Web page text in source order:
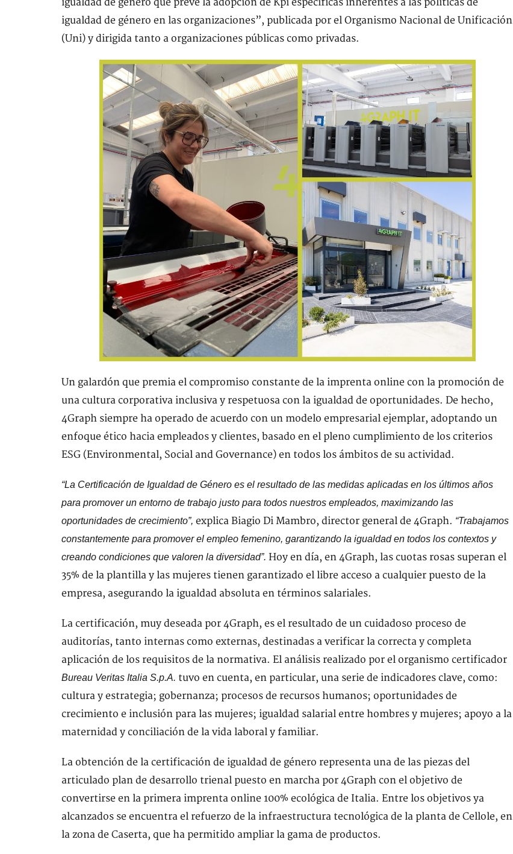
igualdad de género que prevé la adopción de Kpi específicas inherentes a las políticas de
igualdad de género en las organizaciones”, publicada por el Organismo Nacional de Unificación
(Uni) y dirigida tanto a organizaciones públicas como privadas.
Un galardón que premia el compromiso constante de la imprenta online con la promoción de
una cultura corporativa inclusiva y respetuosa con la igualdad de oportunidades. De hecho,
4Graph siempre ha operado de acuerdo con un modelo empresarial ejemplar, adoptando un
enfoque ético hacia empleados y clientes, basado en el pleno cumplimiento de los criterios
ESG (Environmental, Social and Governance) en todos los ámbitos de su actividad.
“La Certificación de Igualdad de Género es el resultado de las medidas aplicadas en los últimos años
para promover un entorno de trabajo justo para todos nuestros empleados, maximizando las
oportunidades de crecimiento”, explica Biagio Di Mambro, director general de 4Graph. “Trabajamos
constantemente para promover el empleo femenino, garantizando la igualdad en todos los contextos y
creando condiciones que valoren la diversidad”. Hoy en día, en 4Graph, las cuotas rosas superan el
35% de la plantilla y las mujeres tienen garantizado el libre acceso a cualquier puesto de la
empresa, asegurando la igualdad absoluta en términos salariales.
La certificación, muy deseada por 4Graph, es el resultado de un cuidadoso proceso de
auditorías, tanto internas como externas, destinadas a verificar la correcta y completa
aplicación de los requisitos de la normativa. El análisis realizado por el organismo certificador
Bureau Veritas Italia S.p.A. tuvo en cuenta, en particular, una serie de indicadores clave, como:
cultura y estrategia; gobernanza; procesos de recursos humanos; oportunidades de
crecimiento e inclusión para las mujeres; igualdad salarial entre hombres y mujeres; apoyo a la
maternidad y conciliación de la vida laboral y familiar.
La obtención de la certificación de igualdad de género representa una de las piezas del
articulado plan de desarrollo trienal puesto en marcha por 4Graph con el objetivo de
convertirse en la primera imprenta online 100% ecológica de Italia. Entre los objetivos ya
alcanzados se encuentra el refuerzo de la infraestructura tecnológica de la planta de Cellole, en
la zona de Caserta, que ha permitido ampliar la gama de productos.